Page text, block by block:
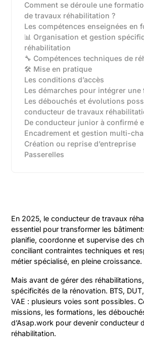
Comment se déroule une
de travaux réhabilitation ?
Les compétences enseignées en
📊 Organisation et gestion
réhabilitation
🔧 Compétences techniques de
🛠️ Mise en pratique
Les conditions d’accès
Les démarches pour intégrer une
Les débouchés et évolutions
conducteur de travaux
De conducteur junior à confirmé
Encadrement et gestion multi-
Création ou reprise d’entreprise‍
Passerelles‍
En 2025, le conducteur de travaux
essentiel pour transformer les
planifie, coordonne et supervise des
conciliant contraintes techniques et
métier spécialisé, en pleine croissance.
Mais avant de gérer des
spécificités de la rénovation. BTS,
VAE : plusieurs voies sont possibles.
missions, les formations, les
d’Asap.work pour devenir conducteur
réhabilitation.